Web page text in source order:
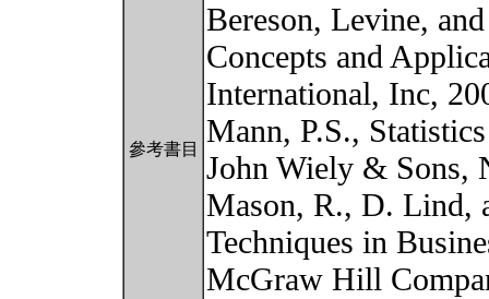
參考書目
Bereson, Levine,
Concepts and
International, Inc,
Mann, P.S.,
John Wiely & Sons,
Mason, R., D. Lind,
Techniques in
McGraw Hill